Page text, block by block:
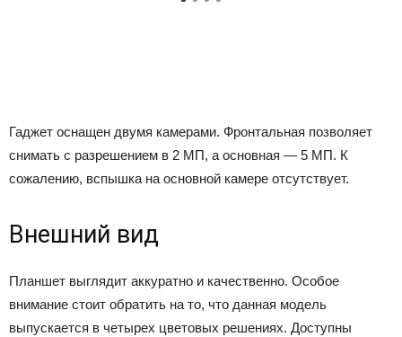
Гаджет оснащен двумя камерами. Фронтальная позволяет
снимать с разрешением в 2 МП, а основная — 5 МП. К
сожалению, вспышка на основной камере отсутствует.
Внешний вид
Планшет выглядит аккуратно и качественно. Особое
внимание стоит обратить на то, что данная модель
выпускается в четырех цветовых решениях. Доступны